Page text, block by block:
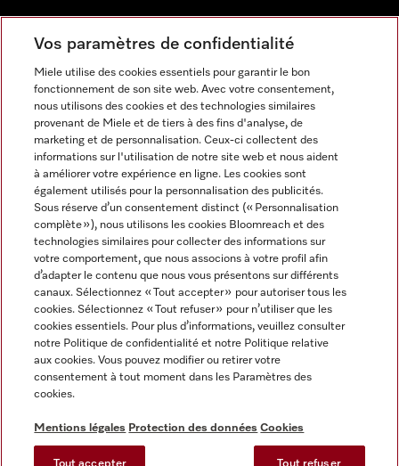
Langue
FRANÇAIS
Informations légales
CGV
Protection des données
Conditions d’utilisation
Digital Services Act
Miele sur Facebook
Miele sur Youtube
Miele sur Instagram
Miele sur Pinterest
Vos paramètres de confidentialité
Miele utilise des cookies essentiels pour garantir le bon
fonctionnement de son site web. Avec votre consentement,
nous utilisons des cookies et des technologies similaires
provenant de Miele et de tiers à des fins d'analyse, de
marketing et de personnalisation. Ceux-ci collectent des
informations sur l'utilisation de notre site web et nous aident
à améliorer votre expérience en ligne. Les cookies sont
également utilisés pour la personnalisation des publicités.
Sous réserve d’un consentement distinct (« Personnalisation
complète »), nous utilisons les cookies Bloomreach et des
technologies similaires pour collecter des informations sur
votre comportement, que nous associons à votre profil afin
d’adapter le contenu que nous vous présentons sur différents
canaux. Sélectionnez « Tout accepter » pour autoriser tous les
cookies. Sélectionnez « Tout refuser » pour n’utiliser que les
cookies essentiels. Pour plus d’informations, veuillez consulter
notre Politique de confidentialité et notre Politique relative
aux cookies. Vous pouvez modifier ou retirer votre
consentement à tout moment dans les Paramètres des
cookies.
Mentions légales Protection des données Cookies